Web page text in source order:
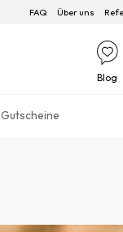
FAQ Über uns
Blog
Gutscheine